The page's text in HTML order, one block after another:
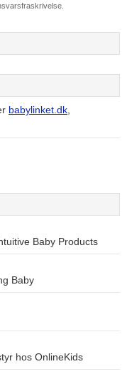
babylinket.dk,
Baby Products
Baby
hos OnlineKids